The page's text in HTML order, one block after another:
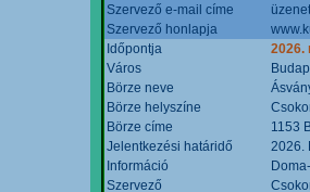
Szervező e-mail címe
Szervező honlapja
Időpontja
2026.
Város
Börze neve
Börze helyszíne
Börze címe
1153
Jelentkezési határidő
2026.
Információ
Szervező